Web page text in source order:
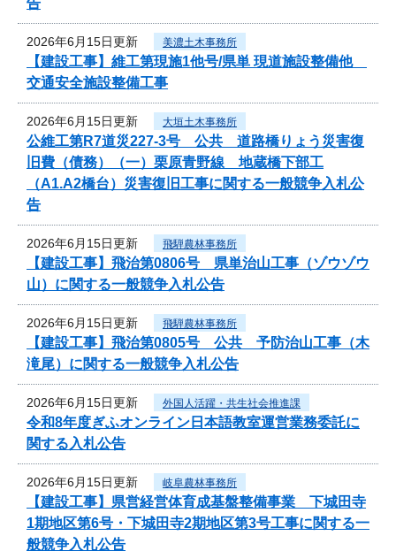
2026年6月15日更新 美濃土木事務所
【建設工事】維工第現施1他号/県単 現道施設整備他
交通安全施設整備工事
2026年6月15日更新 大垣土木事務所
公維工第R7道災227-3号 公共 道路橋りょう災害復
旧費（債務）（一）栗原青野線 地蔵橋下部工
（A1.A2橋台）災害復旧工事に関する一般競争入札公
告
2026年6月15日更新 飛騨農林事務所
【建設工事】飛治第0806号 県単治山工事（ゾウゾウ
山）に関する一般競争入札公告
2026年6月15日更新 飛騨農林事務所
【建設工事】飛治第0805号 公共 予防治山工事（木
滝尾）に関する一般競争入札公告
2026年6月15日更新 外国人活躍・共生社会推進課
令和8年度ぎふオンライン日本語教室運営業務委託に
関する入札公告
2026年6月15日更新 岐阜農林事務所
【建設工事】県営経営体育成基盤整備事業 下城田寺
1期地区第6号・下城田寺2期地区第3号工事に関する一
般競争入札公告